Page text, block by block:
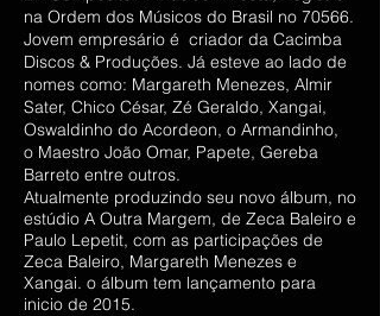
na Ordem dos Músicos do Brasil no 70566.
Jovem empresário é criador da Cacimba
Discos & Produções. Já esteve ao lado de
nomes como: Margareth Menezes, Almir
Sater, Chico César, Zé Geraldo, Xangai,
Oswaldinho do Acordeon, o Armandinho,
o Maestro João Omar, Papete, Gereba
Barreto entre outros.
Atualmente produzindo seu novo álbum, no
estúdio A Outra Margem, de Zeca Baleiro e
Paulo Lepetit, com as participações de
Zeca Baleiro, Margareth Menezes e
Xangai. o álbum tem lançamento para
inicio de 2015.